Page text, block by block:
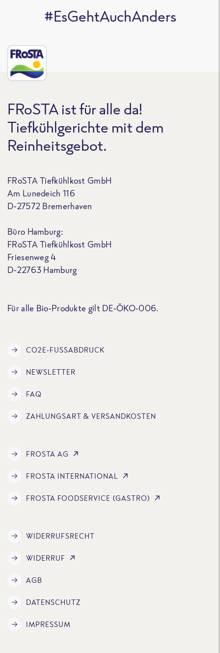
#EsGehtAuchAnders
FRoSTA ist für alle da!
Tiefkühlgerichte mit dem
Reinheitsgebot.
FRoSTA Tiefkühlkost GmbH
Am Lunedeich 116
D-27572 Bremerhaven
Büro Hamburg:
FRoSTA Tiefkühlkost GmbH
Friesenweg 4
D-22763 Hamburg
Für alle Bio-Produkte gilt DE-ÖKO-006.
CO2E-FUSSABDRUCK
NEWSLETTER
FAQ
ZAHLUNGSART & VERSANDKOSTEN
FROSTA AG
FROSTA INTERNATIONAL
FROSTA FOODSERVICE (GASTRO)
WIDERRUFSRECHT
WIDERRUF
AGB
DATENSCHUTZ
IMPRESSUM